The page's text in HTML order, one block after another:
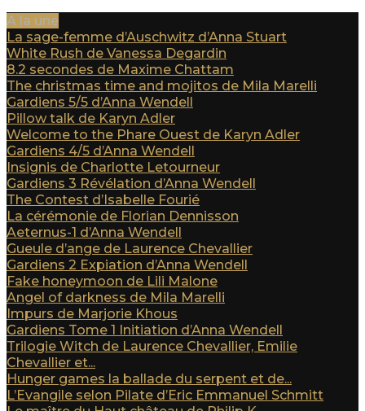
A la une
La sage-femme d’Auschwitz d’Anna Stuart
White Rush de Vanessa Degardin
8.2 secondes de Maxime Chattam
The christmas time and mojitos de Mila Marelli
Gardiens 5/5 d’Anna Wendell
Pillow talk de Karyn Adler
Welcome to the Phare Ouest de Karyn Adler
Gardiens 4/5 d’Anna Wendell
Insignis de Charlotte Letourneur
Gardiens 3 Révélation d’Anna Wendell
The Contest d’Isabelle Fourié
La cérémonie de Florian Dennisson
Aeternus-1 d’Anna Wendell
Gueule d’ange de Laurence Chevallier
Gardiens 2 Expiation d’Anna Wendell
Fake honeymoon de Lili Malone
Angel of darkness de Mila Marelli
Impurs de Marjorie Khous
Gardiens Tome 1 Initiation d’Anna Wendell
Trilogie Witch de Laurence Chevallier, Emilie
Chevallier et...
Hunger games la ballade du serpent et de...
L’Evangile selon Pilate d’Eric Emmanuel Schmitt